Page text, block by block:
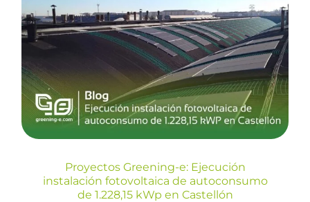
Proyectos Greening-e:
Ejecución instalación
fotovoltaica de autoconsumo
de 1.228,15 kWp en Castellón
Blog
Proyectos Greening-e: Ejecución
instalación fotovoltaica de autoconsumo
de 1.228,15 kWp en Castellón